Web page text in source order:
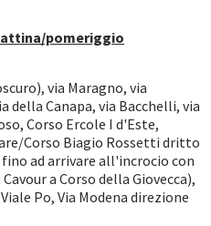
pomeriggio
via Maragno, via
della Canapa, via Bacchelli, via
Corso Ercole I d'Este,
Corso Biagio Rossetti dritto
ad arrivare all'incrocio con
a Corso della Giovecca),
Po, Via Modena direzione